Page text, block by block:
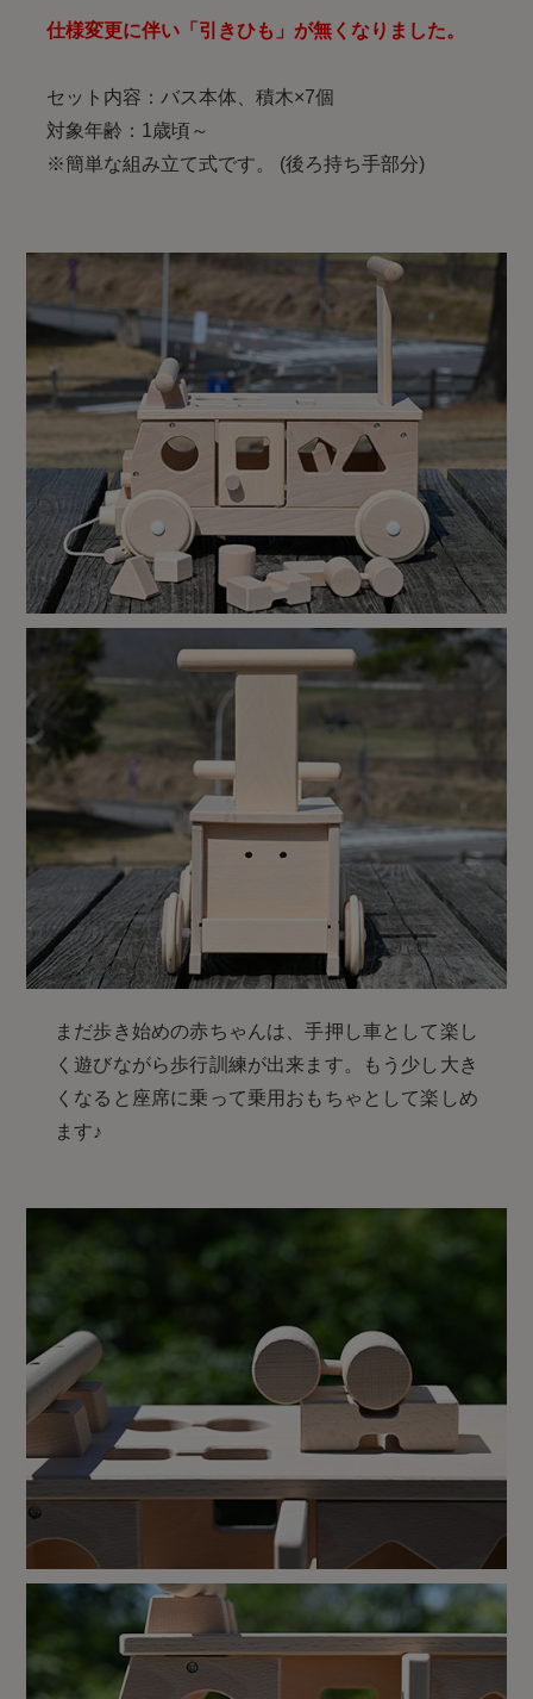
仕様変更に伴い「引きひも」が無くなりました。
セット内容：バス本体、積木×7個
対象年齢：1歳頃～
※簡単な組み立て式です。 (後ろ持ち手部分)
まだ歩き始めの赤ちゃんは、手押し車として楽し
く遊びながら歩行訓練が出来ます。もう少し大き
くなると座席に乗って乗用おもちゃとして楽しめ
ます♪